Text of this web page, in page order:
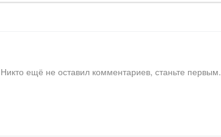
Никто ещё не оставил комментариев, станьте первым.